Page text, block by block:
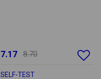
7.17 8.70
SELF-TEST